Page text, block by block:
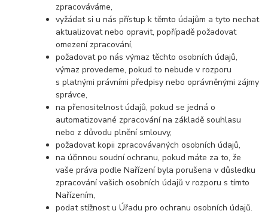
zpracováváme,
vyžádat si u nás přístup k těmto údajům a tyto nechat
aktualizovat nebo opravit, popřípadě požadovat
omezení zpracování,
požadovat po nás výmaz těchto osobních údajů,
výmaz provedeme, pokud to nebude v rozporu
s platnými právními předpisy nebo oprávněnými zájmy
správce,
na přenositelnost údajů, pokud se jedná o
automatizované zpracování na základě souhlasu
nebo z důvodu plnění smlouvy,
požadovat kopii zpracovávaných osobních údajů,
na účinnou soudní ochranu, pokud máte za to, že
vaše práva podle Nařízení byla porušena v důsledku
zpracování vašich osobních údajů v rozporu s tímto
Nařízením,
podat stížnost u Úřadu pro ochranu osobních údajů.